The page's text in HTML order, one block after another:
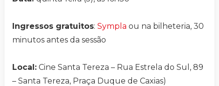
Ingressos gratuitos: Sympla ou na bilheteria, 30
minutos antes da sessão
Local: Cine Santa Tereza – Rua Estrela do Sul, 89
– Santa Tereza, Praça Duque de Caxias)